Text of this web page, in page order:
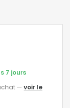
7 jours
— voir le